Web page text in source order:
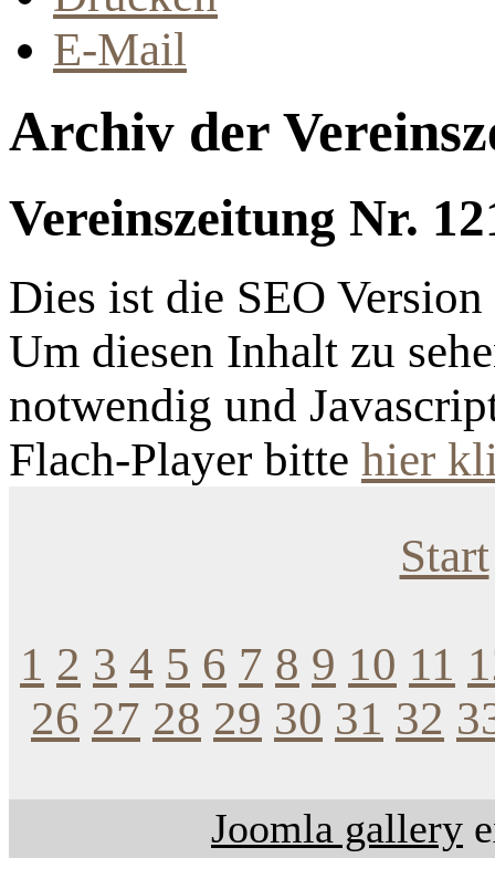
E-Mail
Archiv der
Vereinszeitung Nr.
Dies ist die SEO
Um diesen Inhalt zu
notwendig und
Flach-Player bitte hier
Start
1 2 3 4 5 6 7 8 9 10 11
26 27 28 29 30 31 32
Joomla gallery